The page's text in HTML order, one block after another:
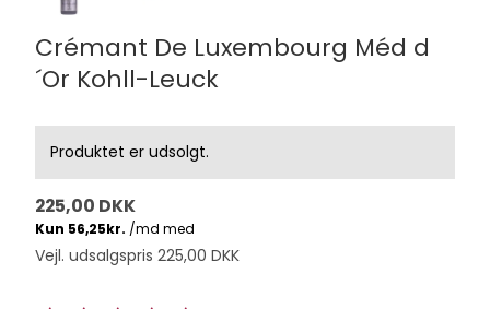
Crémant De Luxembourg Méd d
´Or Kohll-Leuck
Produktet er udsolgt.
225,00 DKK
Vejl. udsalgspris 225,00 DKK